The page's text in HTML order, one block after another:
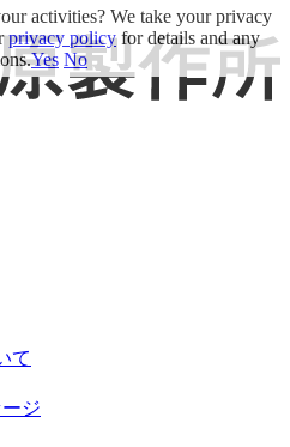
て
ジ
activities? We take your privacy
privacy policyfor details and any
Yes No